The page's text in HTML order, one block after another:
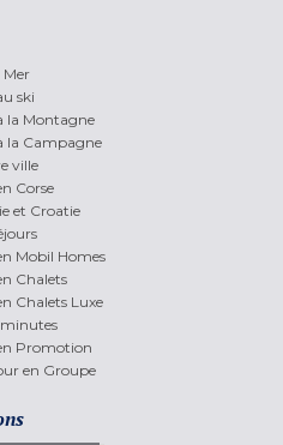
Mer
ski
la Montagne
la Campagne
ville
Corse
et Croatie
Mobil Homes
Chalets
Chalets Luxe
minutes
Promotion
en Groupe